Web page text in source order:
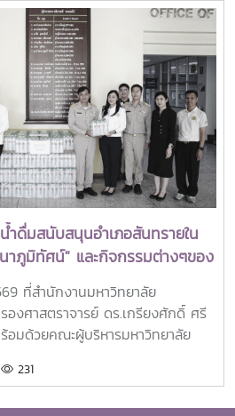
Research in Agriculture
เกียรติยศระดับภูมิภาคที่มอบแก่ศิษย์
สำเร็จโดดเด่นทางวิชาชีพ มีภาวะผู้นำ
อการพัฒนาการเกษตร ชนบท ชุมชน
ล Outstanding SEARCA
จัดตั้งขึ้นเพื่อเชิดชูเกียรติศิษย์
ดับบัณฑิตศึกษาจาก SEARCA ซึ่งได้
ณ์ และศักยภาพที่ได้รับจากการศึกษา
ร ชุมชน ประเทศ และภูมิภาคเอเชีย
ป็นแบบอย่างที่สะท้อนค่านิยมและ
วามสำเร็จในวิชาชีพ การบริการ
อส่วนรวมในปี 2026 การพิจารณา
คัญ 4 ด้าน ได้แก่ การสอน
การบริการสาธารณะและการ
and Community
รเกษตรและการเป็นผู้ประกอบการ
ระทบอย่างเป็นรูปธรรมต่อการ
ำดื่มสนับสนุนอำเภอสันทรายใน
ภูมิทัศน์" และกิจกรรมต่างๆของ
ที่สำนักงานมหาวิทยาลัย
องศาสตราจารย์ ดร.เกรียงศักดิ์ ศรี
อมด้วยคณะผู้บริหารมหาวิทยาลัย
กิจกรรม “จิตอาสาพัฒนาภูมิทัศน์
231